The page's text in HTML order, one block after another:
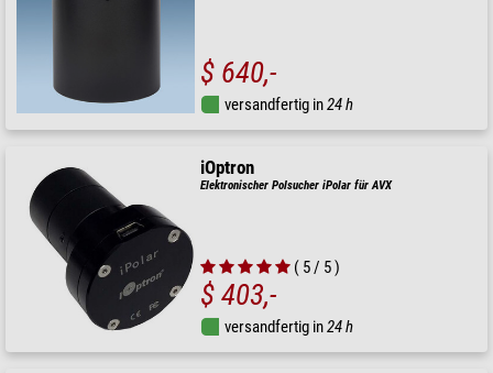
$ 640,-
versandfertig in24 h
iOptron
Elektronischer Polsucher iPolar für AVX
( 5 / 5 )
$ 403,-
versandfertig in24 h